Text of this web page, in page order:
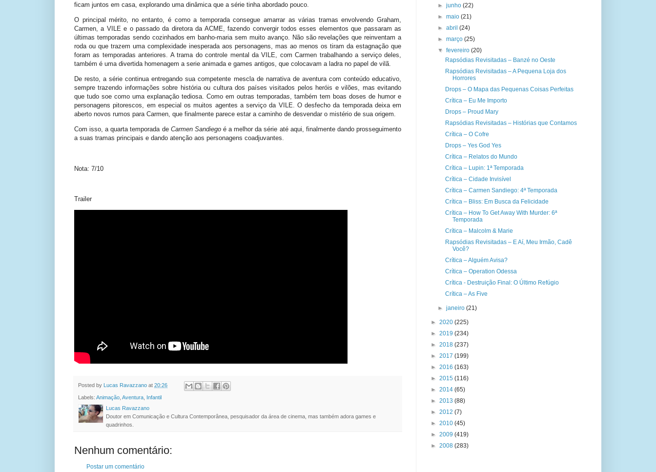
ficam juntos em casa, explorando uma dinâmica que a série tinha abordado pouco.
O principal mérito, no entanto, é como a temporada consegue amarrar as várias tramas envolvendo Graham,
Carmen, a VILE e o passado da diretora da ACME, fazendo convergir todos esses elementos que passaram as
últimas temporadas sendo cozinhados em banho-maria sem muito avanço. Não são revelações que reinventam a
roda ou que trazem uma complexidade inesperada aos personagens, mas ao menos os tiram da estagnação que
foram as temporadas anteriores. A trama do controle mental da VILE, com Carmen trabalhando a serviço deles,
também é uma divertida homenagem a serie animada e games antigos, que colocavam a ladra no papel de vilã.
De resto, a série continua entregando sua competente mescla de narrativa de aventura com conteúdo educativo,
sempre trazendo informações sobre história ou cultura dos países visitados pelos heróis e vilões, mas evitando
que tudo soe como uma explanação tediosa. Como em outras temporadas, também tem boas doses de humor e
personagens pitorescos, em especial os muitos agentes a serviço da VILE. O desfecho da temporada deixa em
aberto novos rumos para Carmen, que finalmente parece estar a caminho de desvendar o mistério de sua origem.
Com isso, a quarta temporada de Carmen Sandiegoé a melhor da série até aqui, finalmente dando prosseguimento
a suas tramas principais e dando atenção aos personagens coadjuvantes.
Nota: 7/10
Trailer
Posted by Lucas Ravazzano at 20:26
Labels: Animação Aventura Infantil
Lucas Ravazzano
Doutor em Comunicação e Cultura Contemporânea, pesquisador da área de cinema, mas também adora games e
quadrinhos.
Nenhum comentário:
Postar um comentário
►junho(22)
►maio(21)
►abril(24)
►março(25)
▼fevereiro(20)
Rapsódias Revisitadas – Banzé no Oeste
Rapsódias Revisitadas – A Pequena Loja dos
Horrores
Drops – O Mapa das Pequenas Coisas Perfeitas
Crítica – Eu Me Importo
Drops – Proud Mary
Rapsódias Revisitadas – Histórias que Contamos
Crítica – O Cofre
Drops – Yes God Yes
Crítica – Relatos do Mundo
Crítica – Lupin: 1ª Temporada
Crítica – Cidade Invisível
Crítica – Carmen Sandiego: 4ª Temporada
Crítica – Bliss: Em Busca da Felicidade
Crítica – How To Get Away With Murder: 6ª
Temporada
Crítica – Malcolm & Marie
Rapsódias Revisitadas – E Aí, Meu Irmão, Cadê
Você?
Crítica – Alguém Avisa?
Crítica – Operation Odessa
Crítica - Destruição Final: O Último Refúgio
Crítica – As Five
►janeiro(21)
► 2020 (225)
► 2019 (234)
► 2018 (237)
► 2017 (199)
► 2016 (163)
► 2015 (116)
► 2014 (65)
► 2013 (88)
► 2012 (7)
► 2010 (45)
► 2009 (419)
► 2008 (283)